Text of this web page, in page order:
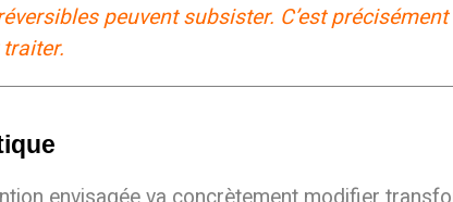
peuvent subsister. C’est précisément